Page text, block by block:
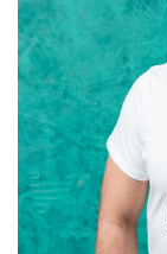
FIAT
FORD
HONDA
HYUNDAI
KIA
MAZDA
MERCEDES
OPEL